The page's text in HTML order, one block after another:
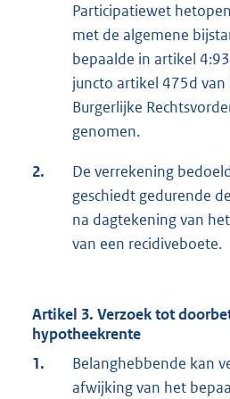
Participatiewet
met de algemene
bepaalde in artikel
juncto artikel 475d
Burgerlijke
genomen.
2.
De verrekening
geschiedt gedurende
na dagtekening van
van een recidiveboete.
Artikel 3. Verzoek tot
hypotheekrente
1.
Belanghebbende kan
afwijking van het